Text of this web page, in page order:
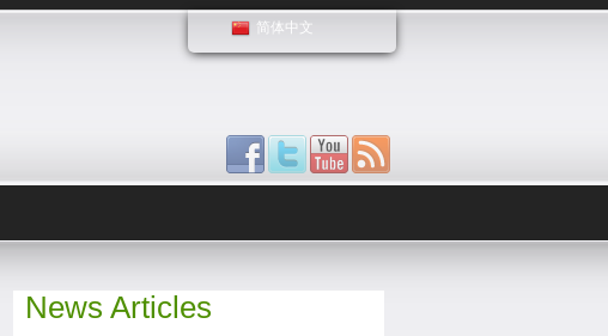
简体中文
News Articles